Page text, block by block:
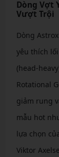
Dòng Vợt
Vượt Trội
Dòng
yêu thích
(head-
Rotational
giảm rung
mẫu hot
lựa chọn
Viktor